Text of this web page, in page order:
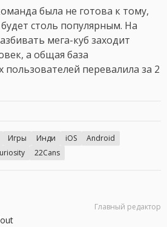
была не готова к тому,
столь популярным. На
мега-куб заходит
а общая база
пользователей перевалила за 2
Игры Инди iOS
Android
22Cans
Главный редактор